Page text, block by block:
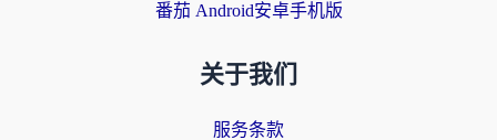
番茄 Android安卓手机版
关于我们
服务条款